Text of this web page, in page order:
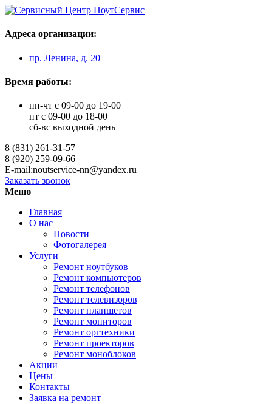
Адреса организации:
пр. Ленина, д. 20
Время работы:
пн-чт с 09-00 до 19-00
пт с 09-00 до 18-00
сб-вс выходной день
8 (831) 261-31-57
8 (920) 259-09-66
E-mail:noutservice-nn@yandex.ru
Заказать звонок
Меню
Главная
О нас
Новости
Фотогалерея
Услуги
Ремонт ноутбуков
Ремонт компьютеров
Ремонт телефонов
Ремонт телевизоров
Ремонт планшетов
Ремонт мониторов
Ремонт оргтехники
Ремонт проекторов
Ремонт моноблоков
Акции
Цены
Контакты
Заявка на ремонт